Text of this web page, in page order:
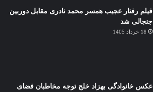
فیلم رفتار عجیب همسر محمد نادری مقابل دوربین
جنجالی شد
18 خرداد 1405
عکس خانوادگی بهزاد خلج توجه مخاطبان فضای